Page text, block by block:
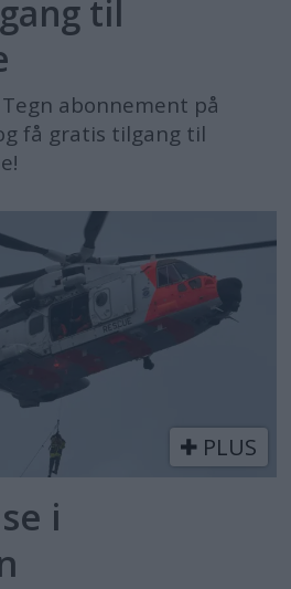
til
Tegn abonnement på
få gratis tilgang til
PLUS
i